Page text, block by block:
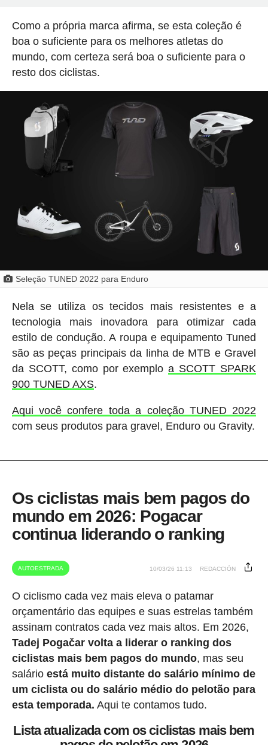
Como a própria marca afirma, se esta coleção é
boa o suficiente para os melhores atletas do
mundo, com certeza será boa o suficiente para o
resto dos ciclistas.
Seleção TUNED 2022 para Enduro
Nela se utiliza os tecidos mais resistentes e a
tecnologia mais inovadora para otimizar cada
estilo de condução. A roupa e equipamento Tuned
são as peças principais da linha de MTB e Gravel
da SCOTT, como por exemploa SCOTT SPARK
900 TUNED AXS.
Aqui você confere toda a coleção TUNED 2022
com seus produtos para gravel, Enduro ou Gravity.
Os ciclistas mais bem pagos do
mundo em 2026: Pogacar
continua liderando o ranking
AUTOESTRADA 10/03/26 11:13 REDACCIÓN
O ciclismo cada vez mais eleva o patamar
orçamentário das equipes e suas estrelas também
assinam contratos cada vez mais altos. Em 2026,
Tadej Pogačar volta a liderar o ranking dos
ciclistas mais bem pagos do mundo, mas seu
salário está muito distante do salário mínimo de
um ciclista ou do salário médio do pelotão para
esta temporada. Aqui te contamos tudo.
Lista atualizada com os ciclistas mais bem